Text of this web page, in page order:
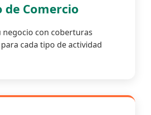
de Comercio
negocio con coberturas
cada tipo de actividad